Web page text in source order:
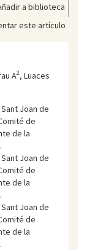
a biblioteca
este artículo
A2, Luaces
Joan de
de
de la
Joan de
de
de la
Joan de
de
de la